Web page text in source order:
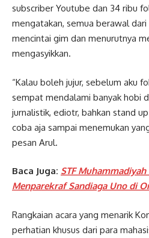
subscriber Youtube dan 34 ribu
mengatakan, semua berawal
mencintai gim dan menurutnya
mengasyikkan.
“Kalau boleh jujur, sebelum aku
sempat mendalami banyak hobi
jurnalistik, ediotr, bahkan stand
coba aja sampai menemukan
pesan Arul.
Baca Juga: STF
Menparekraf Sandiaga Uno di
Rangkaian acara yang menarik
perhatian khusus dari para